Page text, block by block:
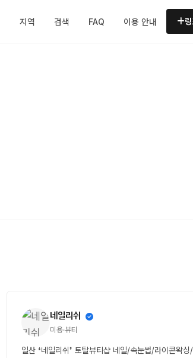
지역 검색 FAQ 이용 안내
네일리쉬
미용·뷰티
일산 ❛네일리쉬❜ 토탈뷰티샵 네일/속눈썹/라이콘왁싱/스킨